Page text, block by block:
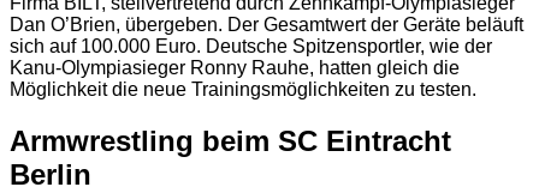
Dan O’Brien, übergeben. Der Gesamtwert der Geräte beläuft
sich auf 100.000 Euro. Deutsche Spitzensportler, wie der
Kanu-Olympiasieger Ronny Rauhe, hatten gleich die
Möglichkeit die neue Trainingsmöglichkeiten zu testen.
Armwrestling beim SC Eintracht
Berlin